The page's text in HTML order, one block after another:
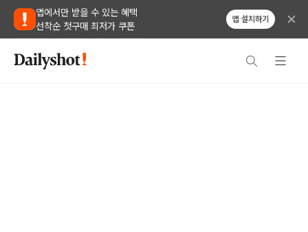
앱에서만 받을 수 있는 혜택
선착순 첫구매 최저가 쿠폰
앱 설치하기